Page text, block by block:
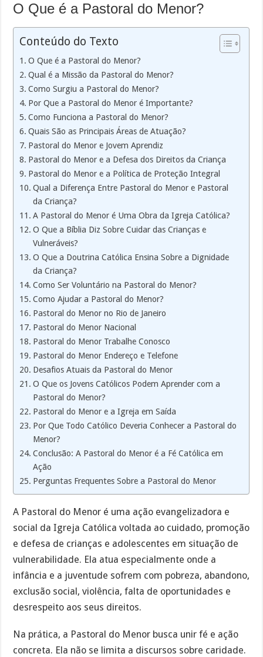
O Que é a Pastoral do Menor?
Conteúdo do Texto
O Que é a Pastoral do Menor?
Qual é a Missão da Pastoral do Menor?
Como Surgiu a Pastoral do Menor?
Por Que a Pastoral do Menor é Importante?
Como Funciona a Pastoral do Menor?
Quais São as Principais Áreas de Atuação?
Pastoral do Menor e Jovem Aprendiz
Pastoral do Menor e a Defesa dos Direitos da Criança
Pastoral do Menor e a Política de Proteção Integral
Qual a Diferença Entre Pastoral do Menor e Pastoral
da Criança?
A Pastoral do Menor é Uma Obra da Igreja Católica?
O Que a Bíblia Diz Sobre Cuidar das Crianças e
Vulneráveis?
O Que a Doutrina Católica Ensina Sobre a Dignidade
da Criança?
Como Ser Voluntário na Pastoral do Menor?
Como Ajudar a Pastoral do Menor?
Pastoral do Menor no Rio de Janeiro
Pastoral do Menor Nacional
Pastoral do Menor Trabalhe Conosco
Pastoral do Menor Endereço e Telefone
Desafios Atuais da Pastoral do Menor
O Que os Jovens Católicos Podem Aprender com a
Pastoral do Menor?
Pastoral do Menor e a Igreja em Saída
Por Que Todo Católico Deveria Conhecer a Pastoral do
Menor?
Conclusão: A Pastoral do Menor é a Fé Católica em
Ação
Perguntas Frequentes Sobre a Pastoral do Menor
A Pastoral do Menor é uma ação evangelizadora e
social da Igreja Católica voltada ao cuidado, promoção
e defesa de crianças e adolescentes em situação de
vulnerabilidade. Ela atua especialmente onde a
infância e a juventude sofrem com pobreza, abandono,
exclusão social, violência, falta de oportunidades e
desrespeito aos seus direitos.
Na prática, a Pastoral do Menor busca unir fé e ação
concreta. Ela não se limita a discursos sobre caridade.